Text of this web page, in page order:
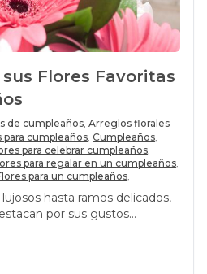
Flores Favoritas
de cumpleaños, Arreglos florales
para cumpleaños, Cumpleaños,
para celebrar cumpleaños,
para regalar en un cumpleaños,
para un cumpleaños,
hasta ramos delicados,
por sus gustos